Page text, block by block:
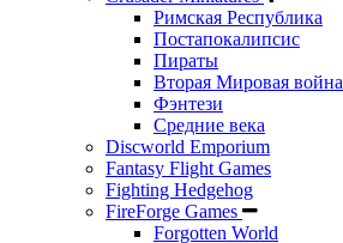
Римская Республика
Постапокалипсис
Пираты
Вторая Мировая война
Фэнтези
Средние века
Discworld Emporium
Fantasy Flight Games
Fighting Hedgehog
FireForge Games
Forgotten World